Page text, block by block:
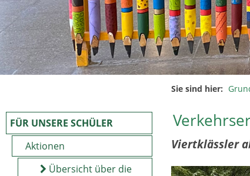
FÜR UNSERE SCHÜLER
Aktionen
Übersicht über die
Sie sind hier:
Viertklässler